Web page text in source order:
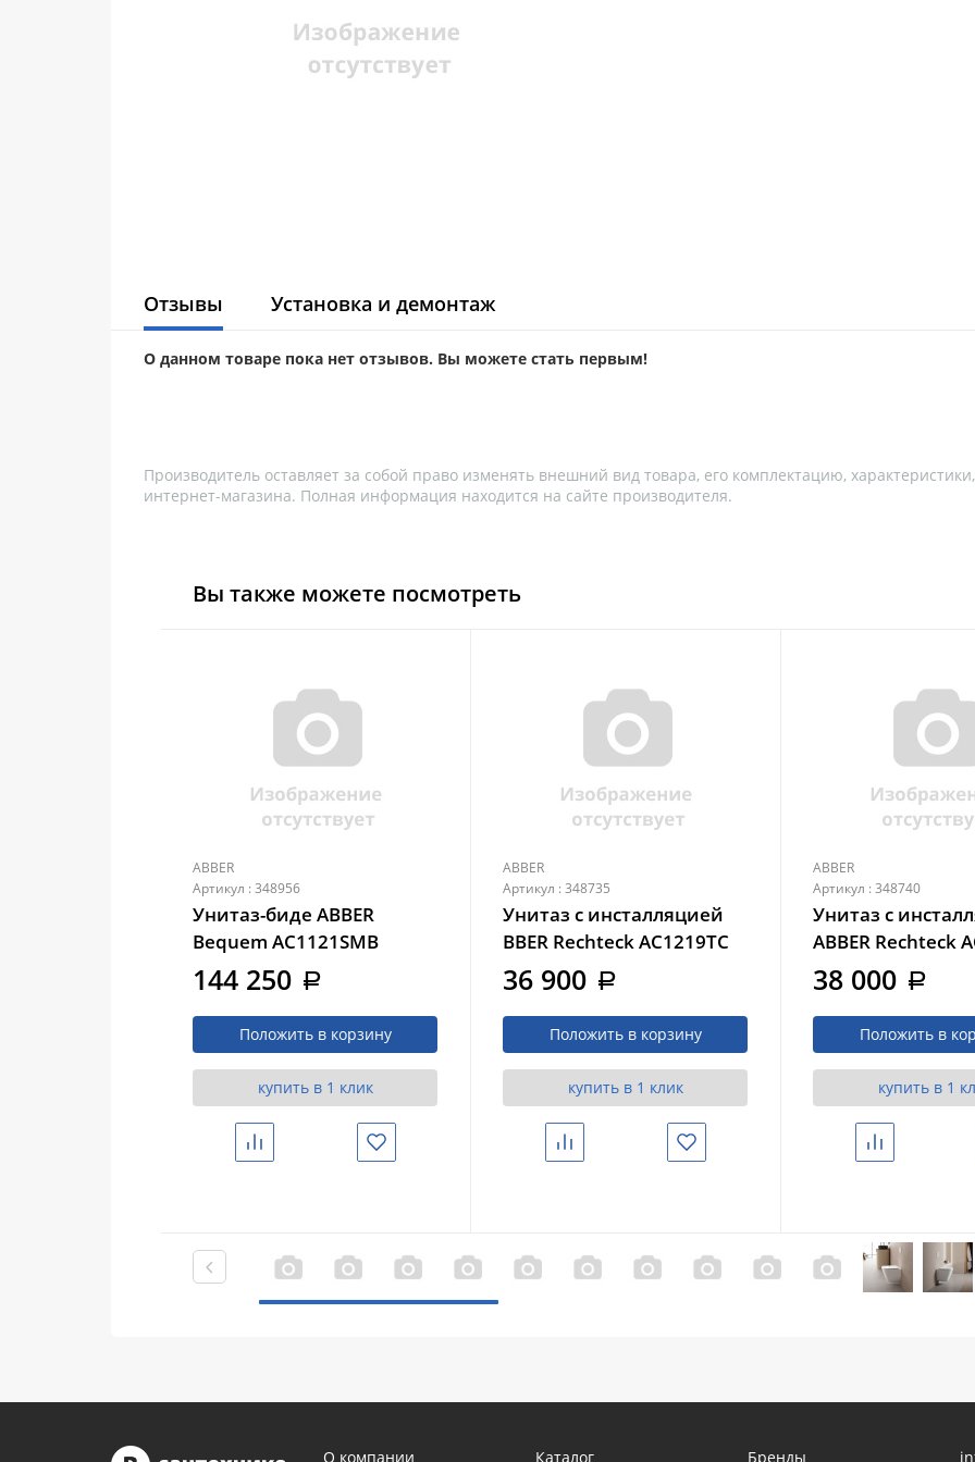
Отзывы Установка и демонтаж
О данном товаре пока нет отзывов. Вы можете стать первым!
Производитель оставляет за собой право изменять внешний вид товара, его комплектацию,
интернет-магазина. Полная информация находится на сайте производителя.
Вы также можете посмотреть
ABBER
Артикул : 348956
Унитаз-биде ABBER
Bequem AC1121SMB
подвесной черный
матовый, электронный
144 250 a
Положить в корзину
купить в 1 клик
Сравнить Избранное
ABBER
Артикул : 348735
Унитаз с инсталляцией
BBER Rechteck AC1219TC
белый, с закрытым дном
и кнопкой AC0120 хром
глянцевый (AC1219TC-
AC0105-AC0120)
36 900 a
Положить в корзину
купить в 1 клик
Сравнить Избранное
ABBER
Артикул : 348740
Унитаз с
ABBER Rechteck
белый, с
и кнопкой
белая матовая
AC0105-
38 000 a
Положить в
купить в 1
Сравнить
О компании Каталог Бренды